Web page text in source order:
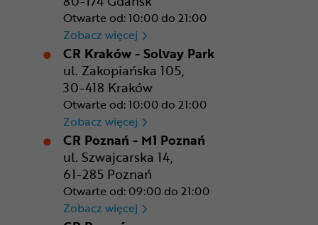
Otwarte od: 10:00 do 21:00
Zobacz więcej CR Gdańsk - Morski Park
CR Kraków - Solvay Park
ul. Zakopiańska 105,
30-418 Kraków
Otwarte od: 10:00 do 21:00
Zobacz więcej CR Kraków - Solvay Park
CR Poznań - M1 Poznań
ul. Szwajcarska 14,
61-285 Poznań
Otwarte od: 09:00 do 21:00
Zobacz więcej CR Poznań - M1 Poznań